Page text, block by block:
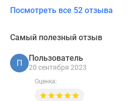
Посмотреть все 52 отзыва
Самый полезный отзыв
П
Пользователь
20 сентября 2023
Оценка: